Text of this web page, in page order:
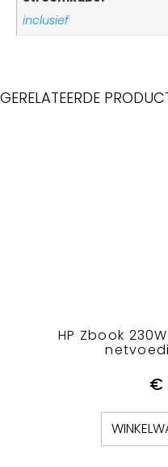
inclusief
GERELATEERDE
HP Zbook
€